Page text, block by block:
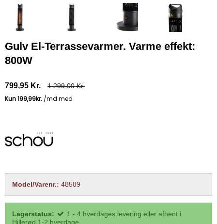
Gulv El-Terrassevarmer. Varme effekt:
800W
799,95 Kr. 1.299,00 Kr.
Model/Varenr.: 48589
Lagerstatus:
1 - 4 hverdages levering eller afhent i
Hillerød 1-2 hverdage